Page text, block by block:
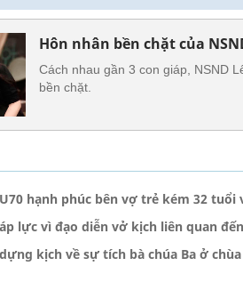
Hôn nhân bền chặt của
Cách nhau gần 3 con giáp, NSND
bền chặt.
hạnh phúc bên vợ trẻ kém 32 tuổi
lực vì đạo diễn vở kịch liên quan
kịch về sự tích bà chúa Ba ở